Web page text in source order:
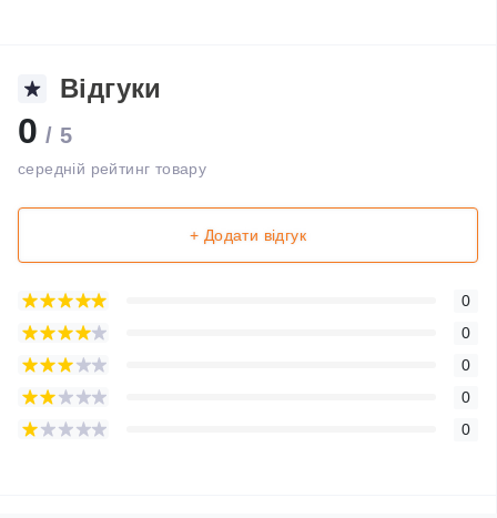
Відгуки
0 / 5
середній рейтинг товару
+ Додати відгук
0
0
0
0
0